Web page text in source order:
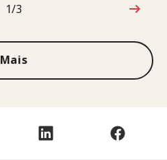
1 de 3
1/3
Mais